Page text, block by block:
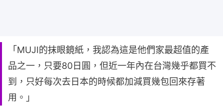
「MUJI的抹眼鏡紙，我認為這是他們家最超值的產
品之一，只要80日圓，但近一年內在台灣幾乎都買不
到，只好每次去日本的時候都加減買幾包回來存著
用。」